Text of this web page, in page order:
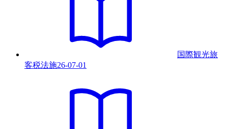
国際観光旅
客税法施26-07-01